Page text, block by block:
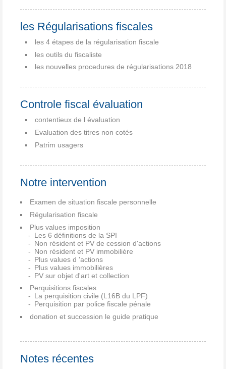
les Régularisations fiscales
les 4 étapes de la régularisation fiscale
les outils du fiscaliste
les nouvelles procedures de régularisations 2018
Controle fiscal évaluation
contentieux de l évaluation
Evaluation des titres non cotés
Patrim usagers
Notre intervention
Examen de situation fiscale personnelle
Régularisation fiscale
Plus values imposition
Les 6 définitions de la SPI
Non résident et PV de cession d'actions
Non résident et PV immobilière
Plus values d 'actions
Plus values immobilières
PV sur objet d'art et collection
Perquisitions fiscales
La perquisition civile (L16B du LPF)
Perquisition par police fiscale pénale
donation et succession le guide pratique
Notes récentes